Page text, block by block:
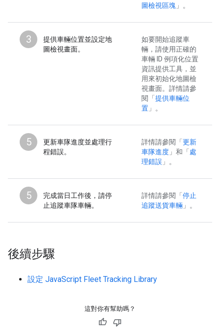
圖檢視區塊 」。
3
提供車輛位置並設定地
圖檢視畫面。
如要開始追蹤車
輛，請使用正確的
車輛 ID 例項化位置
資訊提供工具，並
用來初始化地圖檢
視畫面。詳情請參
閱「 提供車輛位
置 」。
5
更新車隊進度並處理行
程錯誤。
詳情請參閱「 更新
車隊進度 」和「 處
理錯誤 」。
5
完成當日工作後，請停
止追蹤車隊車輛。
詳情請參閱「 停止
追蹤送貨車輛 」。
後續步驟
設定 JavaScript Fleet Tracking Library
這對你有幫助嗎？